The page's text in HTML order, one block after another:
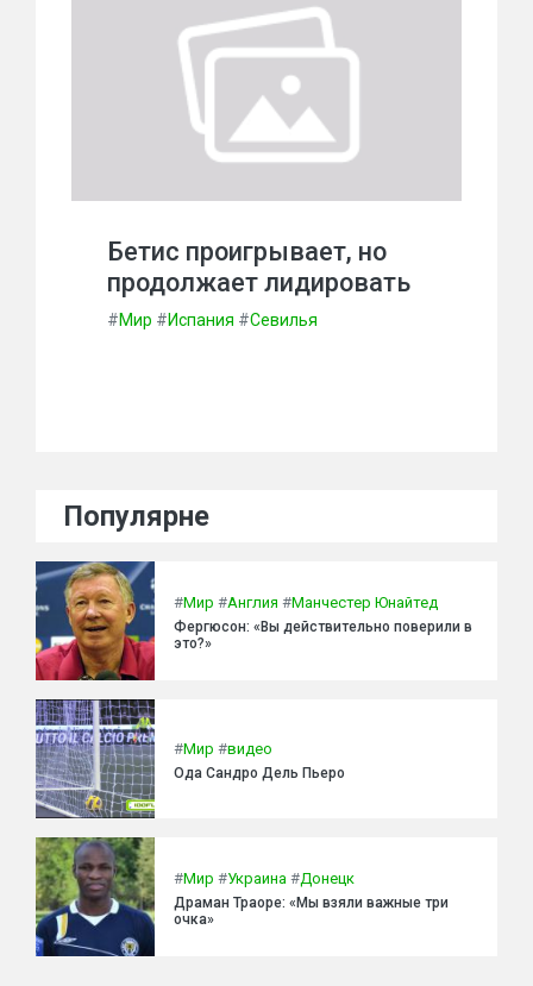
Бетис проигрывает, но
продолжает лидировать
#Мир #Испания #Севилья
Популярне
#Мир #Англия #Манчестер Юнайтед
Фергюсон: «Вы действительно поверили в
это?»
#Мир #видео
Ода Сандро Дель Пьеро
#Мир #Украина #Донецк
Драман Траоре: «Мы взяли важные три
очка»